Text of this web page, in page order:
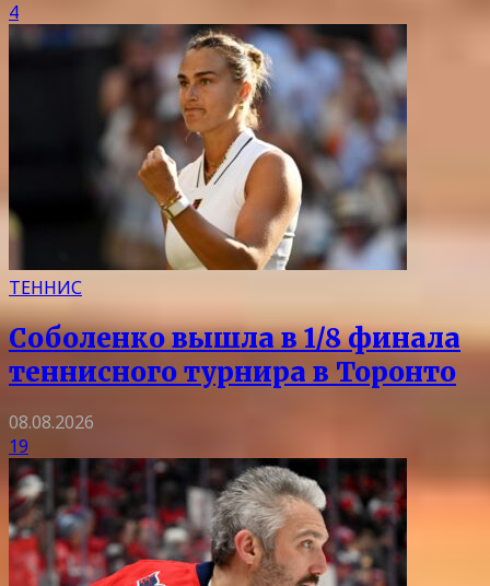
4
ТЕННИС
Соболенко вышла в 1/8 финала
теннисного турнира в Торонто
08.08.2026
19